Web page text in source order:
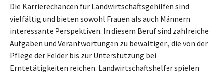
Die Karrierechancen für Landwirtschaftsgehilfen sind
vielfältig und bieten sowohl Frauen als auch Männern
interessante Perspektiven. In diesem Beruf sind zahlreiche
Aufgaben und Verantwortungen zu bewältigen, die von der
Pflege der Felder bis zur Unterstützung bei
Erntetätigkeiten reichen. Landwirtschaftshelfer spielen